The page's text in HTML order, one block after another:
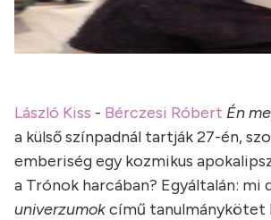
László Kiss - Bérczesi Róbert Én
a külső színpadnál tartják 27-én,
emberiség egy kozmikus
a Trónok harcában? Egyáltalán:
univerzumokcímű tanulmánykötet